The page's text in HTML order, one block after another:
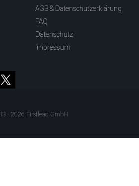
AGB & Datenschutzerklärung
FAQ
Datenschutz
Impressum
- 2026 Firstlead GmbH